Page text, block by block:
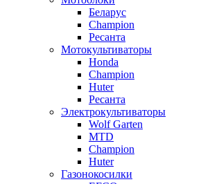
Беларус
Champion
Ресанта
Мотокультиваторы
Honda
Champion
Huter
Ресанта
Электрокультиваторы
Wolf Garten
MTD
Champion
Huter
Газонокосилки